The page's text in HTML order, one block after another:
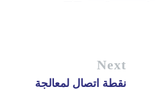
Next
نقطة اتصال لمعالجة